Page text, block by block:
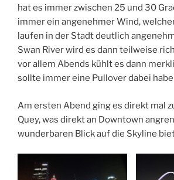
hat es immer zwischen 25 und 30
immer ein angenehmer Wind,
laufen in der Stadt deutlich
Swan River wird es dann teilweise
vor allem Abends kühlt es dann
sollte immer eine Pullover dabei
Am ersten Abend ging es direkt mal
Quey, was direkt an Downtown
wunderbaren Blick auf die Skyline